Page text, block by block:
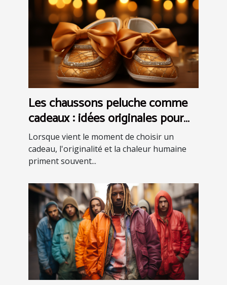
Les chaussons peluche comme
cadeaux : idées originales pour
faire plaisir
Lorsque vient le moment de choisir un
cadeau, l'originalité et la chaleur humaine
priment souvent...